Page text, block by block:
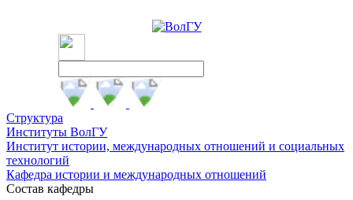
Структура
Институты ВолГУ
Институт истории, международных отношений и социальных
технологий
Кафедра истории и международных отношений
Состав кафедры